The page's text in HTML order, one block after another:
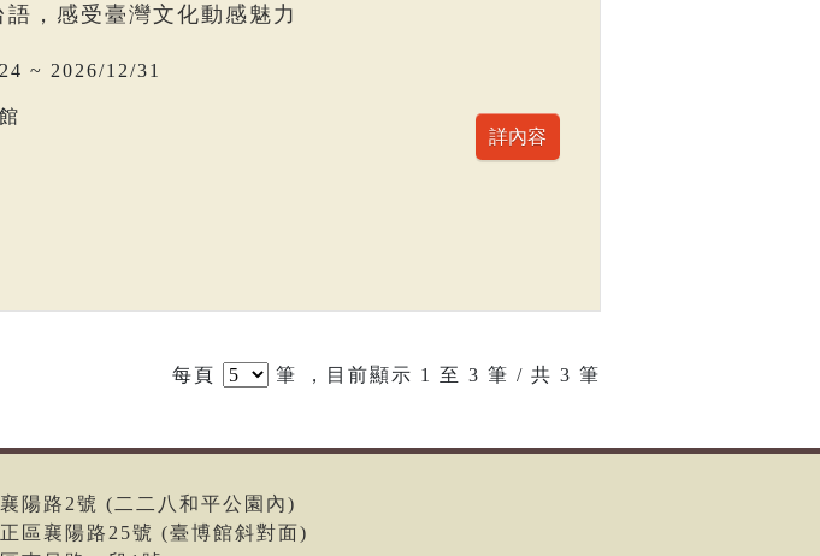
，感受臺灣文化動感魅力
~ 2026/12/31
每頁 筆 ，目前顯示 1 至 3 筆 / 共 3 筆
陽路2號 (二二八和平公園內)
區襄陽路25號 (臺博館斜對面)